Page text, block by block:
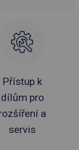
Přístup k
dílům pro
a
servis